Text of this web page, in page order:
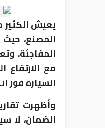
يعيش الكثير
المصنع، حيث
المفاجئة.
مع الارتفاع
السيارة فور
وأظهرت
الضمان، لا